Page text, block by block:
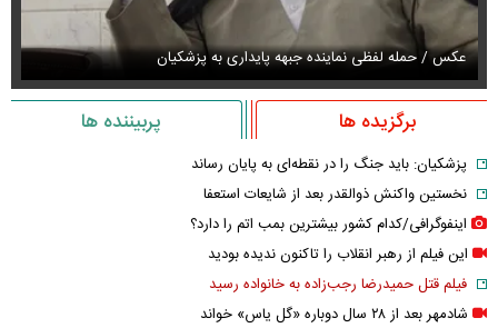
عکس / حمله لفظی نماینده جبهه پایداری به پزشکیان
برگزیده ها پربیننده ها
پزشکیان: باید جنگ را در نقطه‌ای به پایان رساند
نخستین واکنش ذوالقدر بعد از شایعات استعفا
اینفوگرافی/کدام کشور بیشترین بمب اتم را دارد؟
این فیلم از رهبر انقلاب را تاکنون ندیده بودید
فیلم قتل حمیدرضا رجب‌زاده به خانواده رسید
شادمهر بعد از ۲۸ سال دوباره «گل یاس» خواند